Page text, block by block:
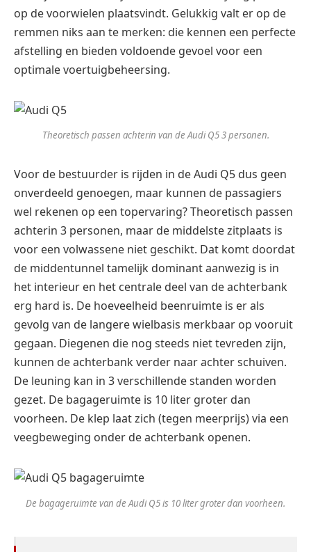
op de voorwielen plaatsvindt. Gelukkig valt er op de
remmen niks aan te merken: die kennen een perfecte
afstelling en bieden voldoende gevoel voor een
optimale voertuigbeheersing.
Theoretisch passen achterin van de Audi Q5 3 personen.
Voor de bestuurder is rijden in de Audi Q5 dus geen
onverdeeld genoegen, maar kunnen de passagiers
wel rekenen op een topervaring? Theoretisch passen
achterin 3 personen, maar de middelste zitplaats is
voor een volwassene niet geschikt. Dat komt doordat
de middentunnel tamelijk dominant aanwezig is in
het interieur en het centrale deel van de achterbank
erg hard is. De hoeveelheid beenruimte is er als
gevolg van de langere wielbasis merkbaar op vooruit
gegaan. Diegenen die nog steeds niet tevreden zijn,
kunnen de achterbank verder naar achter schuiven.
De leuning kan in 3 verschillende standen worden
gezet. De bagageruimte is 10 liter groter dan
voorheen. De klep laat zich (tegen meerprijs) via een
veegbeweging onder de achterbank openen.
De bagageruimte van de Audi Q5 is 10 liter groter dan voorheen.